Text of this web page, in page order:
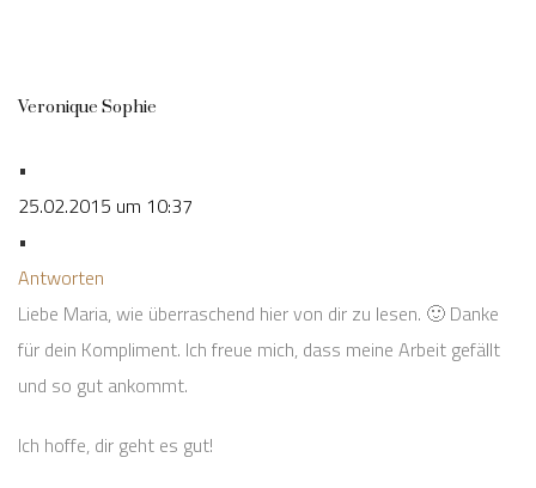
Veronique Sophie
•
25.02.2015 um 10:37
•
Antworten
Liebe Maria, wie überraschend hier von dir zu lesen. 🙂 Danke
für dein Kompliment. Ich freue mich, dass meine Arbeit gefällt
und so gut ankommt.
Ich hoffe, dir geht es gut!